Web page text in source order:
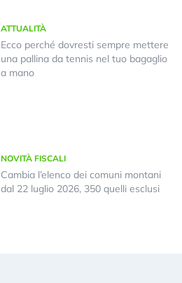
ATTUALITÀ
Ecco perché dovresti sempre mettere
una pallina da tennis nel tuo bagaglio
a mano
NOVITÀ FISCALI
Cambia l’elenco dei comuni montani
dal 22 luglio 2026, 350 quelli esclusi